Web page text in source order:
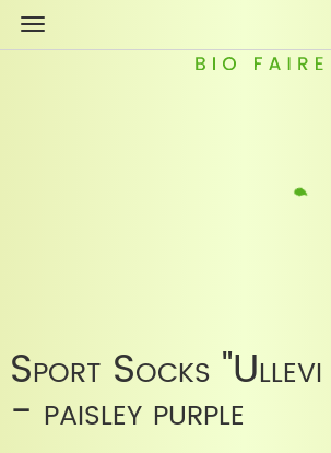
Sport Socks "Ullevi
- paisley purple